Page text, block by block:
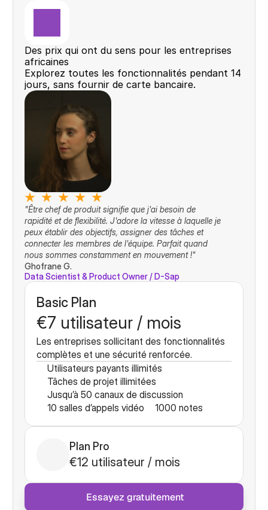
Des prix qui ont du sens pour les entreprises
africaines
Explorez toutes les fonctionnalités pendant 14
jours, sans fournir de carte bancaire.
"Être chef de produit signifie que j'ai besoin de
rapidité et de flexibilité. J'adore la vitesse à laquelle je
peux établir des objectifs, assigner des tâches et
connecter les membres de l'équipe. Parfait quand
nous sommes constamment en mouvement !"
Ghofrane G.
Data Scientist & Product Owner / D-Sap
Basic Plan
€7 utilisateur / mois
Les entreprises sollicitant des fonctionnalités
complètes et une sécurité renforcée.
Utilisateurs payants illimités
Tâches de projet illimitées
Jusqu’à 50 canaux de discussion
10 salles d’appels vidéo
1000 notes
Plan Pro
€12 utilisateur / mois
Essayez gratuitement